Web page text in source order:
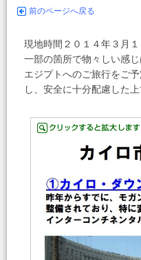
前のページへ戻る
現地時間２０１４年３月
一部の箇所で物々しい感
エジプトへのご旅行をご
し、安全に十分配慮した